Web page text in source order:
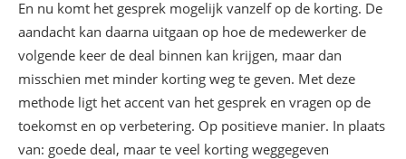
En nu komt het gesprek mogelijk vanzelf op de korting. De
aandacht kan daarna uitgaan op hoe de medewerker de
volgende keer de deal binnen kan krijgen, maar dan
misschien met minder korting weg te geven. Met deze
methode ligt het accent van het gesprek en vragen op de
toekomst en op verbetering. Op positieve manier. In plaats
van: goede deal, maar te veel korting weggegeven